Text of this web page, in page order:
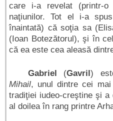
care i-a revelat (printr-o
naţiunilor. Tot el i-a
înaintată) că soţia sa
(Ioan Botezătorul), şi în
că ea este cea aleasă
Gabriel (Gavril)
Mihail, unul dintre cei
tradiţiei iudeo-creştine şi
al doilea în rang printre